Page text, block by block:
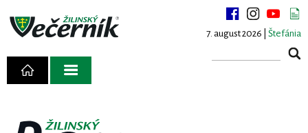
7. august 2026 | Štefánia